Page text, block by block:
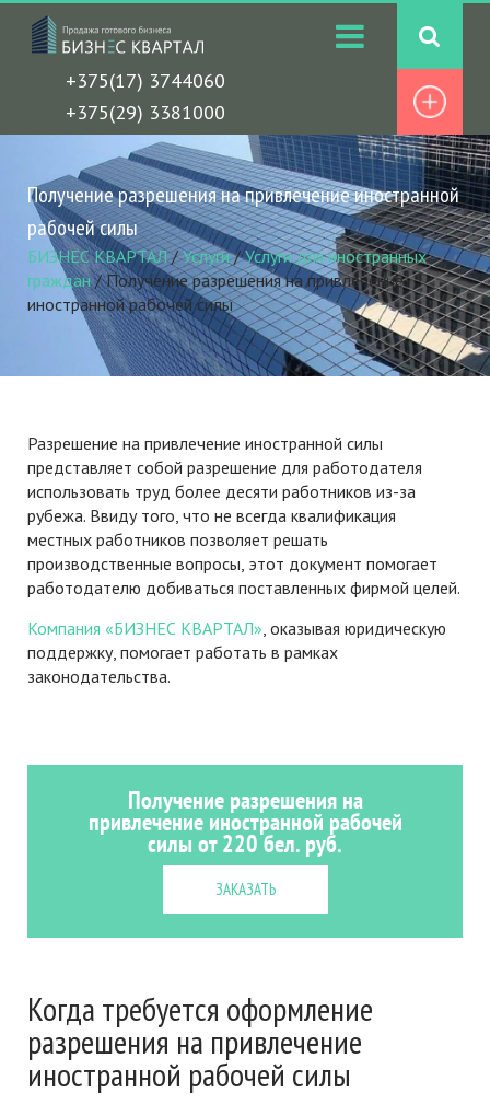
+375(17) 3744060
+375(29) 3381000
Получение разрешения на привлечение иностранной
рабочей силы
БИЗНЕС КВАРТАЛ/Услуги/Услуги для иностранных
граждан/Получение разрешения на привлечение
иностранной рабочей силы
Разрешение на привлечение иностранной силы
представляет собой разрешение для работодателя
использовать труд более десяти работников из-за
рубежа. Ввиду того, что не всегда квалификация
местных работников позволяет решать
производственные вопросы, этот документ помогает
работодателю добиваться поставленных фирмой целей.
Компания «БИЗНЕС КВАРТАЛ», оказывая юридическую
поддержку, помогает работать в рамках
законодательства.
Получение разрешения на
привлечение иностранной рабочей
силы от 220 бел. руб.
ЗАКАЗАТЬ
Когда требуется оформление
разрешения на привлечение
иностранной рабочей силы